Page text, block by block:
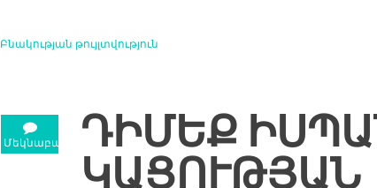
Բնակության թույլտվություն
ՄեկնաբանությունԴԻՄԵՔ
ԿԱՑՈՒԹՅԱՆ